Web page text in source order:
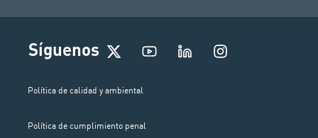
Síguenos
I
n
Política de calidad y ambiental
Política de cumplimiento penal